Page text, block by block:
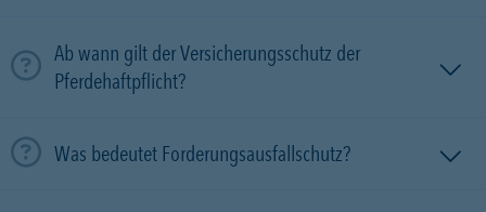
Ab wann gilt der Versicherungsschutz der
Pferdehaftpflicht?
Was bedeutet Forderungsausfallschutz?